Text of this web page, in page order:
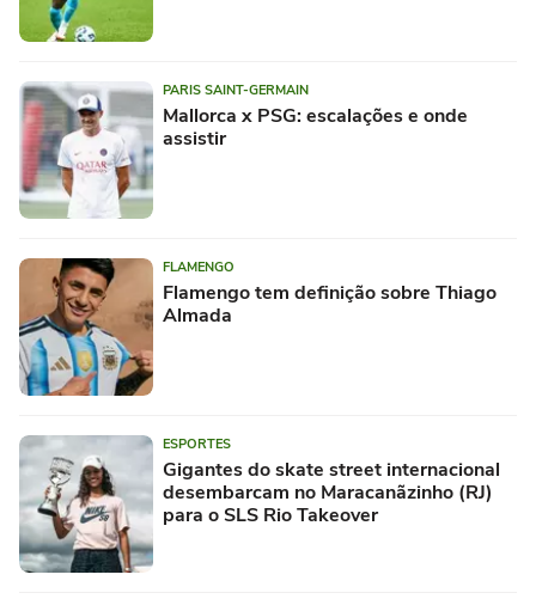
PARIS SAINT-GERMAIN
Mallorca x PSG: escalações e onde
assistir
FLAMENGO
Flamengo tem definição sobre Thiago
Almada
ESPORTES
Gigantes do skate street internacional
desembarcam no Maracanãzinho (RJ)
para o SLS Rio Takeover